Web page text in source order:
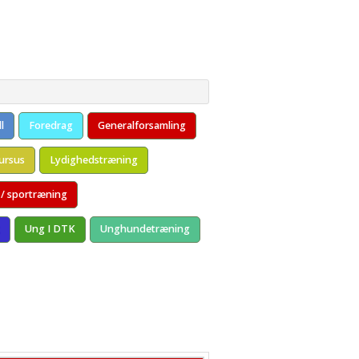
fra 6 mdr.
Foredrag Generalforsamling
Lydighedstræning
/ sportræning
Ung I DTK Unghundetræning